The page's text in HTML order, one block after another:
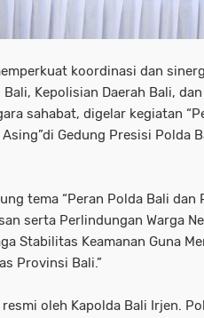
koordinasi dan
Kepolisian Daerah Bali,
sahabat, digelar kegiatan
Gedung Presisi Polda
tema “Peran Polda Bali dan
serta Perlindungan Warga
Stabilitas Keamanan Guna
Provinsi Bali.”
oleh Kapolda Bali Irjen.